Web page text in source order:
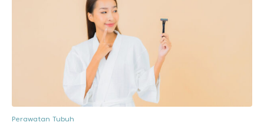
Perawatan Tubuh